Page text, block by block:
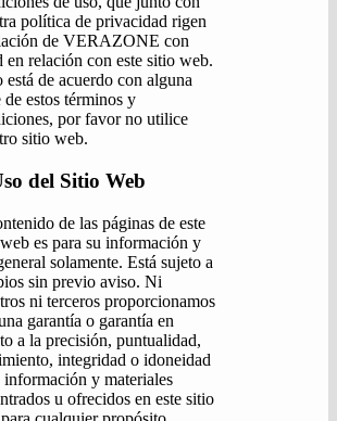
política de privacidad rigen
de VERAZONE con
en relación con este sitio web.
está de acuerdo con alguna
de estos términos y
por favor no utilice
sitio web.
del Sitio Web
de las páginas de este
es para su información y
solamente. Está sujeto a
sin previo aviso. Ni
ni terceros proporcionamos
garantía o garantía en
a la precisión, puntualidad,
integridad o idoneidad
información y materiales
u ofrecidos en este sitio